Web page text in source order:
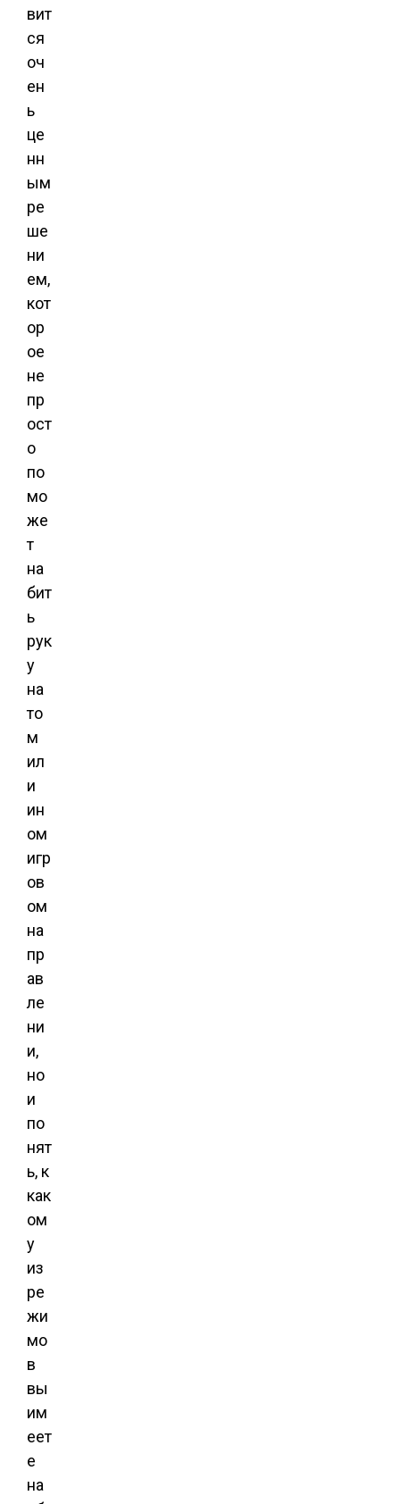
вит
ся
оч
ен
ь
це
нн
ым
ре
ше
ни
ем,
кот
ор
ое
не
пр
ост
о
по
мо
же
т
на
бит
ь
рук
у
на
то
м
ил
и
ин
ом
игр
ов
ом
на
пр
ав
ле
ни
и,
но
и
по
нят
ь, к
как
ом
у
из
ре
жи
мо
в
вы
им
еет
е
на